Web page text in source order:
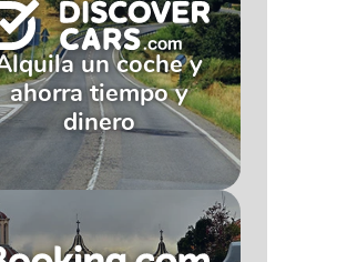
un coche y
ahorra tiempo y
dinero